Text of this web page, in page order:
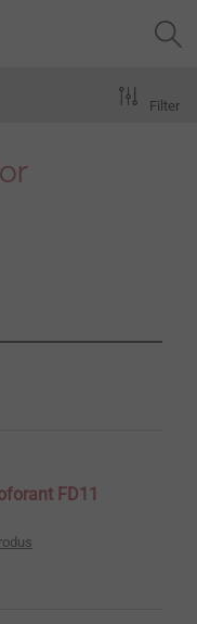
Filter
FD11